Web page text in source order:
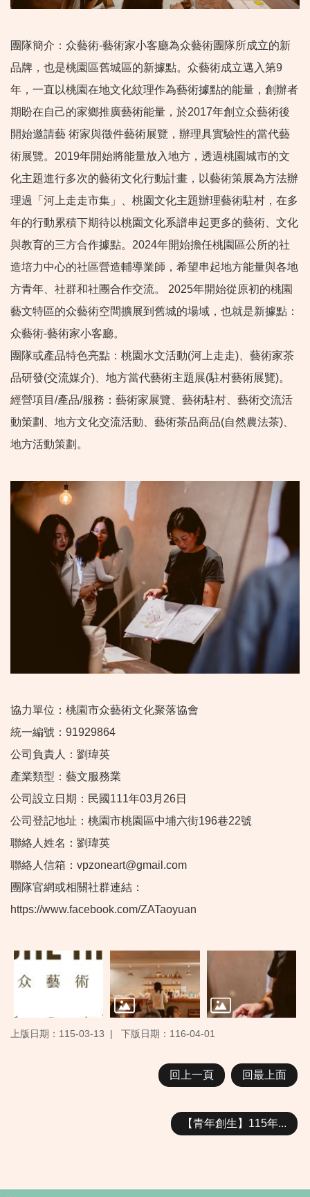
團隊簡介：众藝術-藝術家小客廳為众藝術團隊所成立的新
品牌，也是桃園區舊城區的新據點。众藝術成立邁入第9
年，一直以桃園在地文化紋理作為藝術據點的能量，創辦者
期盼在自己的家鄉推廣藝術能量，於2017年創立众藝術後
開始邀請藝 術家與徵件藝術展覽，辦理具實驗性的當代藝
術展覽。2019年開始將能量放入地方，透過桃園城市的文
化主題進行多次的藝術文化行動計畫，以藝術策展為方法辦
理過「河上走走市集」、桃園文化主題辦理藝術駐村，在多
年的行動累積下期待以桃園文化系譜串起更多的藝術、文化
與教育的三方合作據點。2024年開始擔任桃園區公所的社
造培力中心的社區營造輔導業師，希望串起地方能量與各地
方青年、社群和社團合作交流。 2025年開始從原初的桃園
藝文特區的众藝術空間擴展到舊城的場域，也就是新據點：
众藝術-藝術家小客廳。
團隊或產品特色亮點：桃園水文活動(河上走走)、藝術家茶
品研發(交流媒介)、地方當代藝術主題展(駐村藝術展覽)。
經營項目/產品/服務：藝術家展覽、藝術駐村、藝術交流活
動策劃、地方文化交流活動、藝術茶品商品(自然農法茶)、
地方活動策劃。
協力單位：桃園市众藝術文化聚落協會
統一編號：91929864
公司負責人：劉瑋英
產業類型：藝文服務業
公司設立日期：民國111年03月26日
公司登記地址：桃園市桃園區中埔六街196巷22號
聯絡人姓名：劉瑋英
聯絡人信箱：vpzoneart@gmail.com
團隊官網或相關社群連結：
https://www.facebook.com/ZATaoyuan
上版日期：115-03-13 下版日期：116-04-01
回上一頁 回最上面
【青年創生】115年...